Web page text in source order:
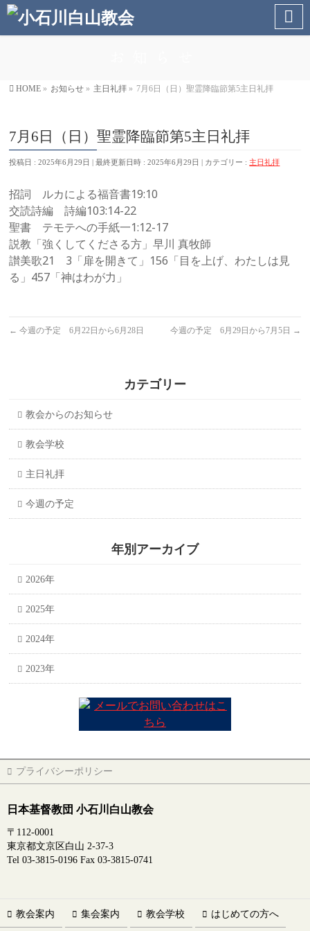
HOME » お知らせ » 主日礼拝 » 7月6日（日）聖霊降臨節第5主日礼拝
7月6日（日）聖霊降臨節第5主日礼拝
投稿日 : 2025年6月29日 最終更新日時 : 2025年6月29日 カテゴリー :主日礼拝
招詞 ルカによる福音書19:10
交読詩編 詩編103:14-22
聖書 テモテへの手紙一1:12-17
説教「強くしてくださる方」早川 真牧師
讃美歌21 3「扉を開きて」156「目を上げ、わたしは見
る」457「神はわが力」
← 今週の予定 6月22日から6月28日 今週の予定 6月29日から7月5日 →
カテゴリー
教会からのお知らせ
教会学校
主日礼拝
今週の予定
年別アーカイブ
2026年
2025年
2024年
2023年
プライバシーポリシー
日本基督教団 小石川白山教会
〒112-0001
東京都文京区白山 2-37-3
Tel 03-3815-0196 Fax 03-3815-0741
教会案内 集会案内 教会学校 はじめての方へ